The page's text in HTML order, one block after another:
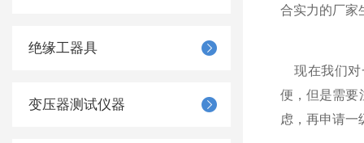
绝缘工器具
变压器测试仪器
合实力的厂家
现在我们对
便，但是需要
虑，再申请一